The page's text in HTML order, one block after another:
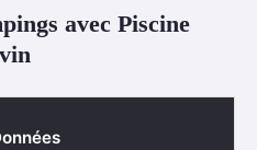
avec Piscine